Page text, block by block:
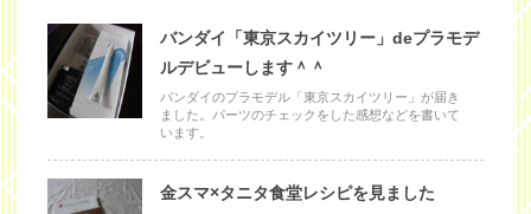
バンダイ「東京スカイツリー」deプラモデ
ルデビューします＾＾
バンダイのプラモデル「東京スカイツリー」が届き
ました。パーツのチェックをした感想などを書いて
います。
金スマ×タニタ食堂レシピを見ました